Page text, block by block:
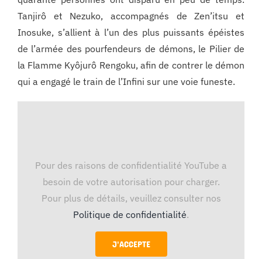
Tanjirô et Nezuko, accompagnés de Zen’itsu et
Inosuke, s’allient à l’un des plus puissants épéistes
de l’armée des pourfendeurs de démons, le Pilier de
la Flamme Kyôjurô Rengoku, afin de contrer le démon
qui a engagé le train de l’Infini sur une voie funeste.
Pour des raisons de confidentialité YouTube a
besoin de votre autorisation pour charger.
Pour plus de détails, veuillez consulter nos
Politique de confidentialité.
J'ACCEPTE